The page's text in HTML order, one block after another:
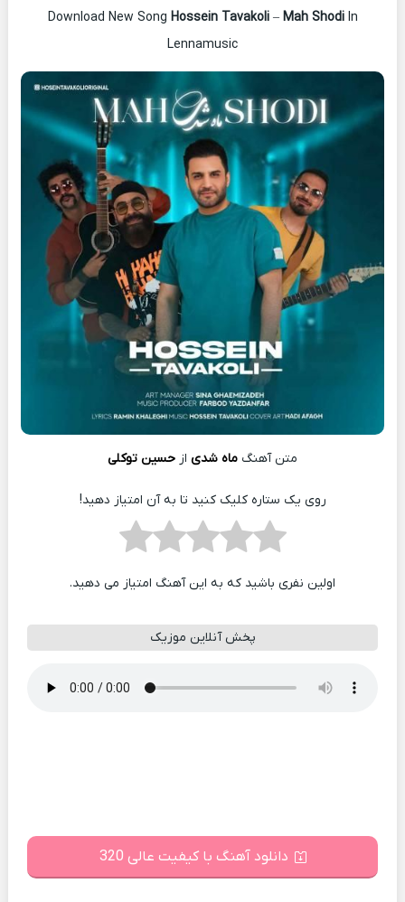
Download New Song Hossein Tavakoli– Mah ShodiIn
Lennamusic
متن آهنگ ماه شدی از حسین توکلی
روی یک ستاره کلیک کنید تا به آن امتیاز دهید!
اولین نفری باشید که به این آهنگ امتیاز می دهید.
پخش آنلاین موزیک
دانلود آهنگ با کیفیت عالی 320